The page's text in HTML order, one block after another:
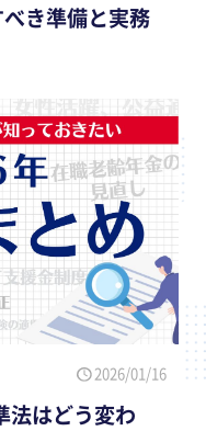
き準備と実務
2026/01/16
法はどう変わ